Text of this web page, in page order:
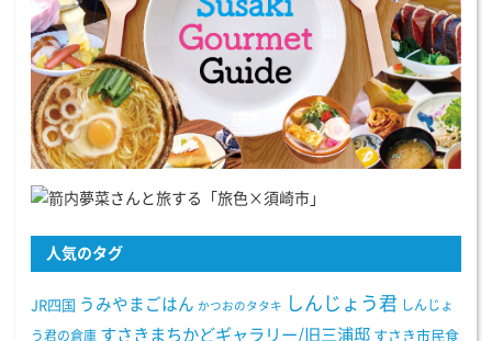
人気のタグ
JR四国 うみやまごはん かつおのタタキ しんじょう君 しんじょ
う君の倉庫 すさきまちかどギャラリー/旧三浦邸 すさき市民食